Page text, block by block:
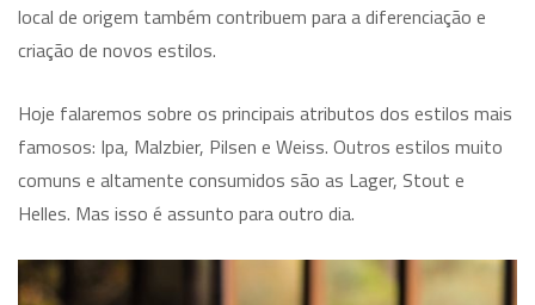
local de origem também contribuem para a diferenciação e
criação de novos estilos.
Hoje falaremos sobre os principais atributos dos estilos mais
famosos: Ipa, Malzbier, Pilsen e Weiss. Outros estilos muito
comuns e altamente consumidos são as Lager, Stout e
Helles. Mas isso é assunto para outro dia.